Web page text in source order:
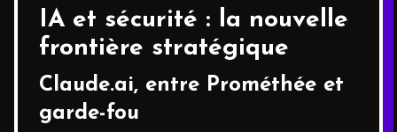
IA et sécurité : la nouvelle
frontière stratégique
Claude.ai, entre Prométhée et
garde-fou